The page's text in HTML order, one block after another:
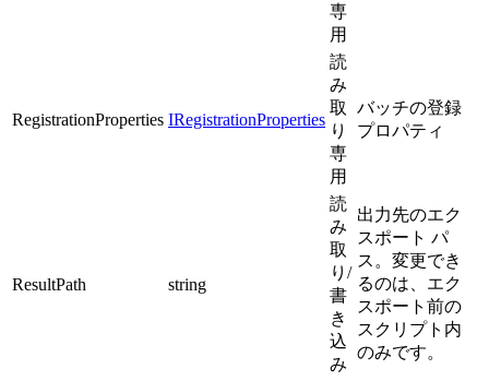
専
用
RegistrationProperties IRegistrationProperties
読
み
取
り
専
用
バッチの登録
プロパティ
ResultPath string
読
み
取
り/
書
き
込
み
出力先のエク
スポート パ
ス。変更でき
るのは、エク
スポート前の
スクリプト内
のみです。